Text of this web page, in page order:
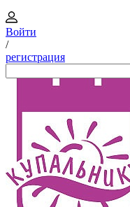
Войти
/
регистрация